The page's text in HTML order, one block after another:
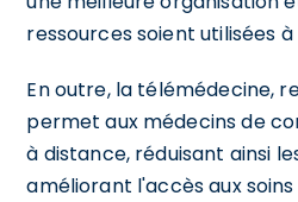
ressources soient utilisées
En outre, la télémédecine,
permet aux médecins de
à distance, réduisant ainsi
améliorant l'accès aux